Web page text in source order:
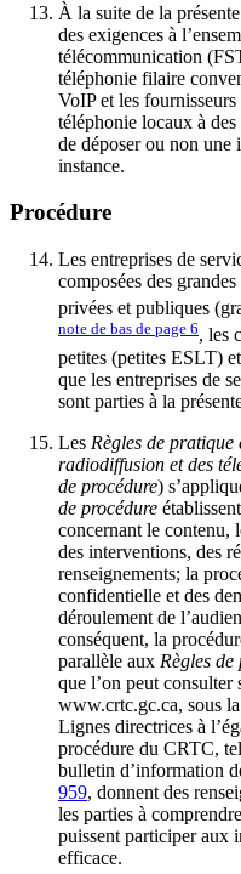
À la suite de la
des exigences à
télécommunication
téléphonie filaire
VoIP et les
téléphonie locaux à
de déposer ou non une
instance.
Procédure
Les entreprises de
composées des
privées et publiques
note de bas de page 6, les
petites (petites ESLT)
que les entreprises de
sont parties à la
Les Règles de
radiodiffusion et des
de procédure)
de procédure
concernant le contenu,
des interventions, des
renseignements; la
confidentielle et des
déroulement de
conséquent, la
parallèle aux Règles de
que l’on peut consulter
www.crtc.gc.ca, sous
Lignes directrices à
procédure du CRTC,
bulletin d’information
959, donnent des
les parties à
puissent participer aux
efficace.